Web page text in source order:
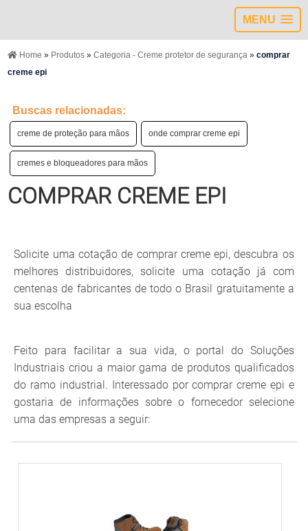
MENU
Home » Produtos» Categoria - Creme protetor de segurança» comprar
creme epi
Buscas relacionadas:
creme de proteção para mãos onde comprar creme epi
cremes e bloqueadores para mãos
COMPRAR CREME EPI
Solicite uma cotação de comprar creme epi, descubra os
melhores distribuidores, solicite uma cotação já com
centenas de fabricantes de todo o Brasil gratuitamente a
sua escolha
Feito para facilitar a sua vida, o portal do Soluções
Industriais criou a maior gama de produtos qualificados
do ramo industrial. Interessado por comprar creme epi e
gostaria de informações sobre o fornecedor selecione
uma das empresas a seguir: